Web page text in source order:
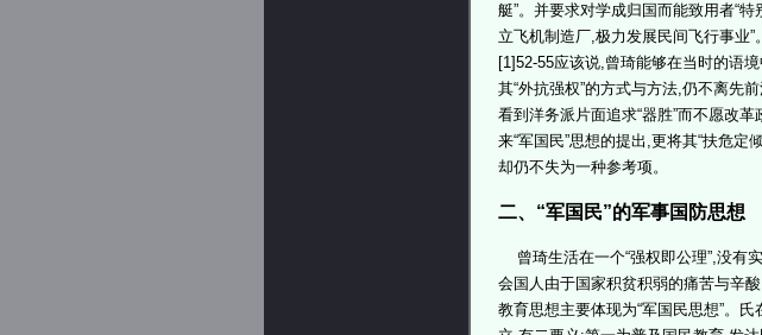
艇”。并要求对学成归国而能致用者“
立飞机制造厂,极力发展民间飞行事业”
[1]52-55应该说,曾琦能够在当时的语
其“外抗强权”的方式与方法,仍不离先
看到洋务派片面追求“器胜”而不愿改
来“军国民”思想的提出,更将其“扶危定
却仍不失为一种参考项。
二、“军国民”的军事国防思想
曾琦生活在一个“强权即公理”,没有
会国人由于国家积贫积弱的痛苦与辛
教育思想主要体现为“军国民思想”。